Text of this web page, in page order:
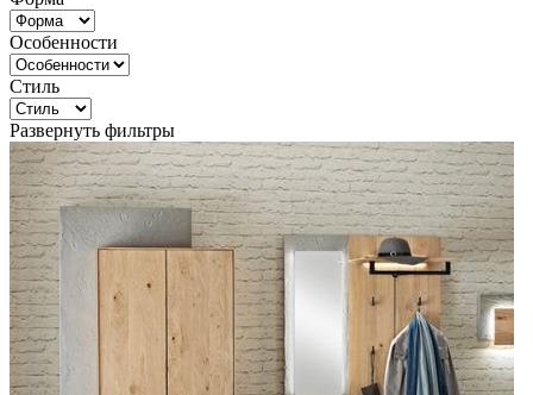
Особенности
Стиль
Развернуть фильтры